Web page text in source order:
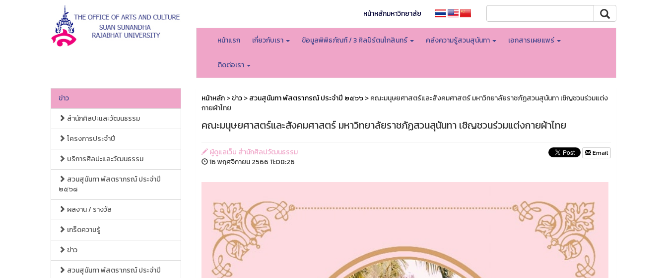
หน้าหลักมหาวิทยาลัย
หน้าแรก เกี่ยวกับเรา ข้อมูลพิพิธภัณฑ์ / 3 ศิลป์รัตนโกสินทร์ คลังความรู้สวนสุนันทา เอกสารเผยแพร่
ติดต่อเรา
ข่าว
สำนักศิลปะและวัฒนธรรม
โครงการประจำปี
บริการศิลปะและวัฒนธรรม
สวนสุนันทา พัสตราภรณ์ ประจำปี
๒๕๖๘
ผลงาน / รางวัล
เกร็ดความรู้
ข่าว
สวนสุนันทา พัสตราภรณ์ ประจำปี
หน้าหลัก>ข่าว>สวนสุนันทา พัสตราภรณ์ ประจำปี ๒๕๖๖> คณะมนุษยศาสตร์และสังคมศาสตร์ มหาวิทยาลัยราชภัฏสวนสุนันทา เชิญชวนร่วมแต่ง
กายผ้าไทย
คณะมนุษยศาสตร์และสังคมศาสตร์ มหาวิทยาลัยราชภัฏสวนสุนันทา เชิญชวนร่วมแต่งกายผ้าไทย
ผู้ดูแลเว็บ สำนักศิลปวัฒนธรรม
16 พฤศจิกายน 2566 11:08:26
Email